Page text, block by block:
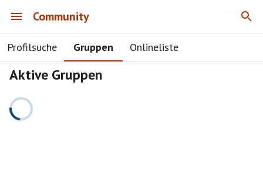
Community
Profilsuche Gruppen Onlineliste
Aktive Gruppen